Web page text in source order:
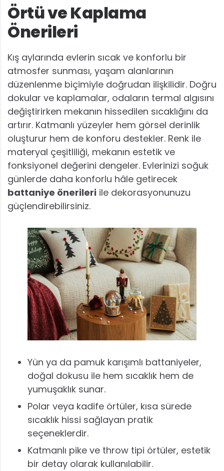
Örtü ve Kaplama
Önerileri
Kış aylarında evlerin sıcak ve konforlu bir
atmosfer sunması, yaşam alanlarının
düzenlenme biçimiyle doğrudan ilişkilidir. Doğru
dokular ve kaplamalar, odaların termal algısını
değiştirirken mekanın hissedilen sıcaklığını da
artırır. Katmanlı yüzeyler hem görsel derinlik
oluşturur hem de konforu destekler. Renk ile
materyal çeşitliliği, mekanın estetik ve
fonksiyonel değerini dengeler. Evlerinizi soğuk
günlerde daha konforlu hâle getirecek
battaniye önerileri ile dekorasyonunuzu
güçlendirebilirsiniz.
Yün ya da pamuk karışımlı battaniyeler,
doğal dokusu ile hem sıcaklık hem de
yumuşaklık sunar.
Polar veya kadife örtüler, kısa sürede
sıcaklık hissi sağlayan pratik
seçeneklerdir.
Katmanlı pike ve throw tipi örtüler, estetik
bir detay olarak kullanılabilir.